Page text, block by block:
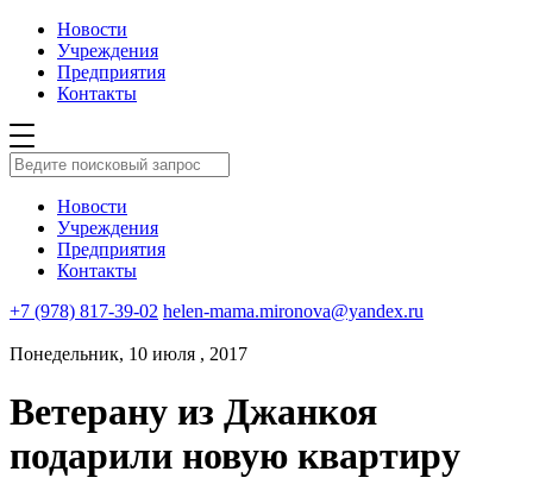
Новости
Учреждения
Предприятия
Контакты
Новости
Учреждения
Предприятия
Контакты
+7 (978) 817-39-02 helen-mama.mironova@yandex.ru
Понедельник, 10 июля , 2017
Ветерану из Джанкоя
подарили новую квартиру